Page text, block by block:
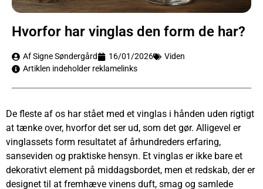
Hvorfor har vinglas den form de har?
Af Signe Søndergård 16/01/2026
Viden
Artiklen indeholder reklamelinks
De fleste af os har stået med et vinglas i hånden uden rigtigt
at tænke over, hvorfor det ser ud, som det gør. Alligevel er
vinglassets form resultatet af århundreders erfaring,
sanseviden og praktiske hensyn. Et vinglas er ikke bare et
dekorativt element på middagsbordet, men et redskab, der er
designet til at fremhæve vinens duft, smag og samlede